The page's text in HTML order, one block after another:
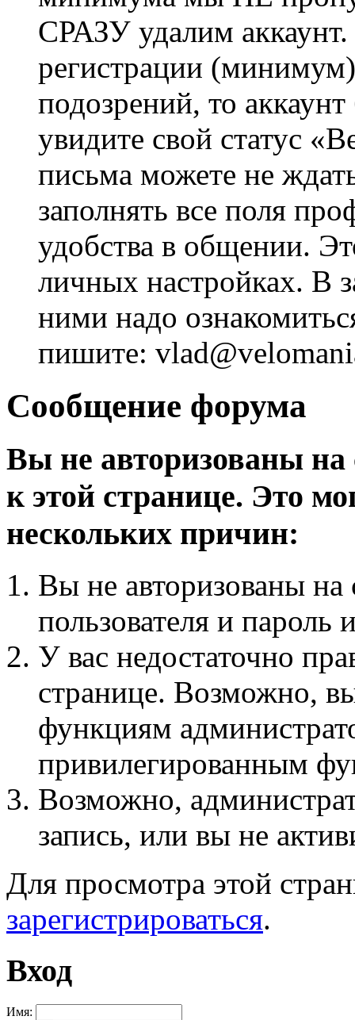
СРАЗУ удалим
регистрации
подозрений, то
увидите свой статус
письма можете не
заполнять все поля
удобства в общении.
личных настройках. В
ними надо
пишите:
Сообщение форума
Вы не авторизованы на
к этой странице. Это
нескольких причин:
Вы не авторизованы на
пользователя и пароль
У вас недостаточно
странице. Возможно,
функциям
привилегированным
Возможно,
запись, или вы не
Для просмотра этой
зарегистрироваться.
Вход
Имя: